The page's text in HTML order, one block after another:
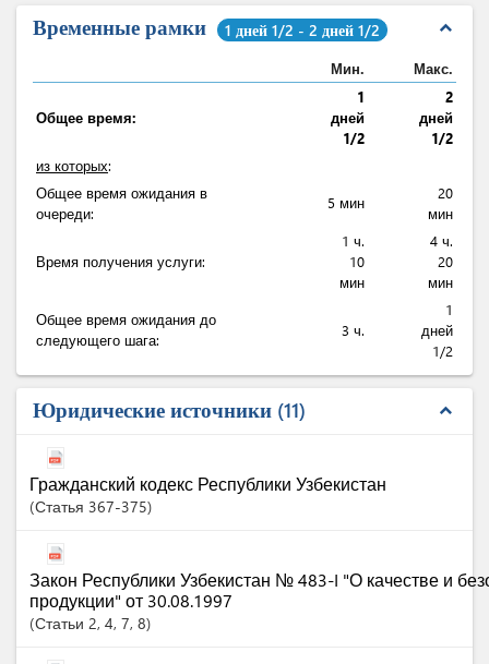
Временные рамки 1 дней 1/2 - 2 дней 1/2 expand_less
Мин. Макс.
Общее время:
1
дней
1/2
2
дней
1/2
из которых:
Общее время ожидания в
очереди:
5 мин
20
мин
Время получения услуги:
1 ч.
10
мин
4 ч.
20
мин
Общее время ожидания до
следующего шага:
3 ч.
1
дней
1/2
Юридические источники 11 expand_less
Гражданский кодекс Республики Узбекистан
Статья 367-375
Закон Республики Узбекистан № 483-I "О качестве и
продукции" от 30.08.1997
Статьи 2, 4, 7, 8